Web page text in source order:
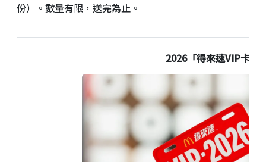
份）。數量有限，送完為止。
2026「得來速VIP卡」